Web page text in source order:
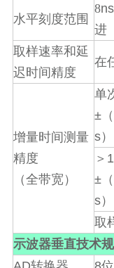
水平刻度范围
8
进
取样速率和延
迟时间精度
在
增量时间测量
精度
（全带宽）
单
± （
s）
＞
± （
s）
取
示波器垂直技术